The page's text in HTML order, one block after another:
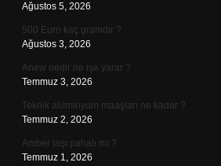
Ağustos 5, 2026
500 Euro kaç gramdır ?
Ağustos 3, 2026
Anew nedir ne işe yarar ?
Temmuz 3, 2026
Teknik alüminyum maaşları ne kadar ?
Temmuz 2, 2026
Amber taşı pahalı mı ?
Temmuz 1, 2026